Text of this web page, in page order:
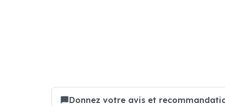
Donnez votre avis et